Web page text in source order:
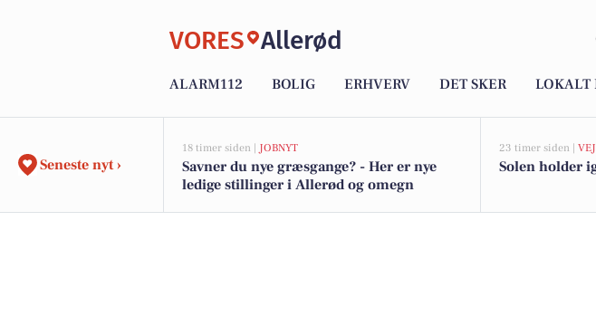
VORES Allerød
ALARM112 BOLIG ERHVERV DET SKER LOKALT
Seneste nyt ›
18 timer siden | JOBNYT
Savner du nye græsgange? - Her er nye
ledige stillinger i Allerød og omegn
23 timer siden |
Solen holder